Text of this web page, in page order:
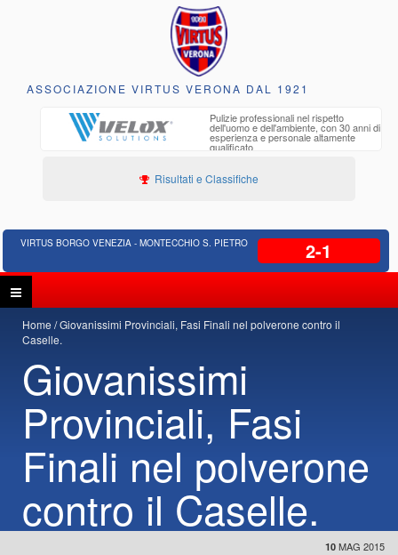
ASSOCIAZIONE VIRTUS VERONA DAL 1921
Pulizie professionali nel rispetto
dell'uomo e dell'ambiente, con 30 anni di
esperienza e personale altamente
qualificato
Risultati e Classifiche
VIRTUS BORGO VENEZIA - MONTECCHIO S. PIETRO 2-1
Home Giovanissimi Provinciali, Fasi Finali nel polverone contro il
Caselle.
Giovanissimi
Provinciali, Fasi
Finali nel polverone
contro il Caselle.
10 MAG 2015